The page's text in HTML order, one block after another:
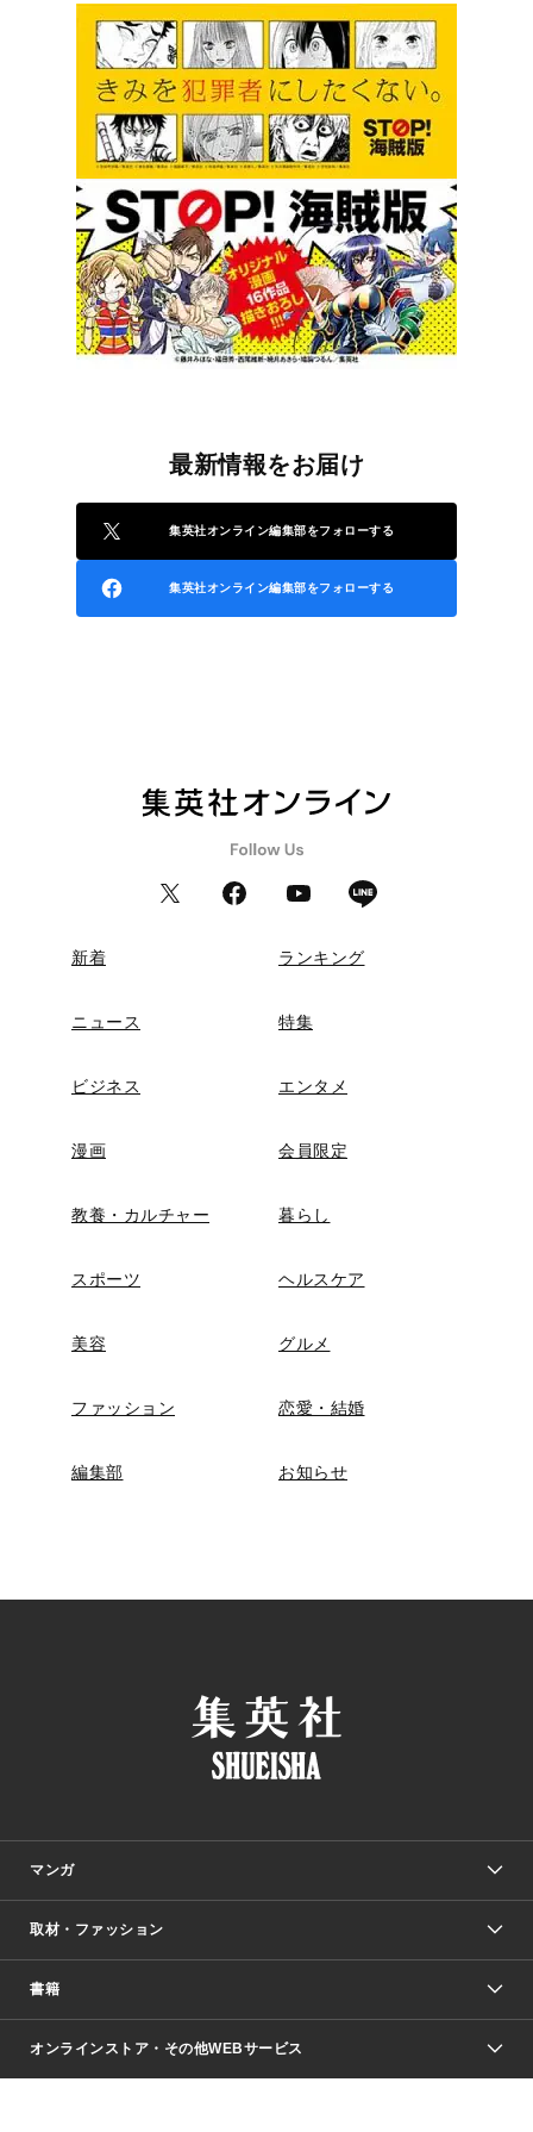
最新情報をお届け
集英社オンライン編集部をフォローする
集英社オンライン編集部をフォローする
新着 ランキング
ニュース 特集
ビジネス エンタメ
漫画 会員限定
教養・カルチャー 暮らし
スポーツ ヘルスケア
美容 グルメ
ファッション 恋愛・結婚
編集部 お知らせ
マンガ
少年マンガ
Vジャンプ
週刊ヤングジャンプ
少女マンガ
取材・ファッション
Seventeen
芸能・情報・スポーツ
書籍
文芸・文庫・総合
オンラインストア・その他WEBサービス